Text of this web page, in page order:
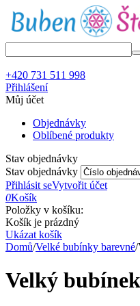
+420 731 511 998
Přihlášení
Můj účet
Objednávky
Oblíbené produkty
Stav objednávky
Stav objednávky
Přihlásit seVytvořit účet
0Košík
Položky v košíku:
Košík je prázdný
Ukázat košík
Domů/Velké bubínky barevné/
Velký